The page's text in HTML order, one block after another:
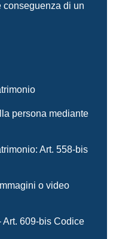
conseguenza di un
persona mediante
Art. 558-bis
o video
609-bis Codice